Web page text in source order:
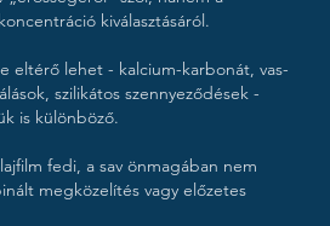
kiválasztásáról.
eltérő lehet - kalcium-karbonát, vas-
szilikátos szennyeződések -
is különböző.
fedi, a sav önmagában nem
megközelítés vagy előzetes